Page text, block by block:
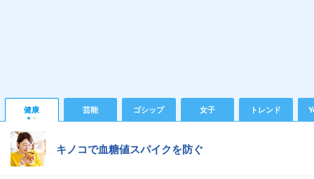
健康 芸能 ゴシップ 女子 トレンド
キノコで血糖値スパイクを防ぐ